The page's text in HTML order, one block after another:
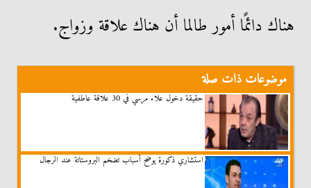
هناك دائمًا أمور طالما أن هناك علاقة وزواج.
موضوعات ذات صلة
حقيقة دخول علاء مرسي في 30 علاقة عاطفية
استشاري ذكورة يوضح أسباب تضخم البروستاتة عند الرجال